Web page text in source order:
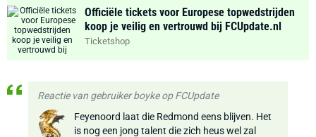
Officiële tickets voor Europese topwedstrijden
koop je veilig en vertrouwd bij FCUpdate.nl
Ticketshop
Reactie van gebruiker boyke op FCUpdate
Feyenoord laat die Redmond eens blijven. Het
is nog een jong talent die zich heus wel zal